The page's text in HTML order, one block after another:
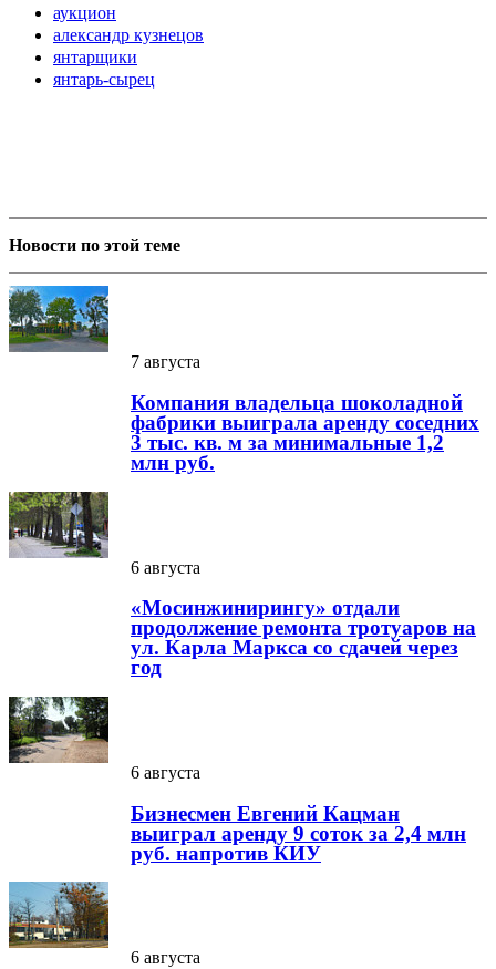
аукцион
александр кузнецов
янтарщики
янтарь-сырец
Новости по этой теме
7 августа
Компания владельца шоколадной
фабрики выиграла аренду соседних
3 тыс. кв. м за минимальные 1,2
млн руб.
6 августа
«Мосинжинирингу» отдали
продолжение ремонта тротуаров на
ул. Карла Маркса со сдачей через
год
6 августа
Бизнесмен Евгений Кацман
выиграл аренду 9 соток за 2,4 млн
руб. напротив КИУ
6 августа